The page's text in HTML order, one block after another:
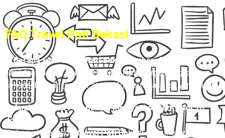
FAQ Travel Pati Bekasi
1. Berapa tarif travel Pati Bekasi terbaru?
Tariftravel Pati Bekasi
Hubungi Kami, tergantung jenis
armada, layanan (reguler atau VIP), serta fasilitas yang dipilih.
2. Apakah travel Pati Bekasi melayani sistem door to
door?
Ya, banyak penyedia travel Pati Bekasiyang melayani